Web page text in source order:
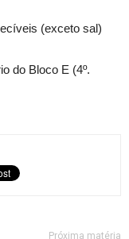
(exceto sal)
do Bloco E (4º.
Próxima matéria